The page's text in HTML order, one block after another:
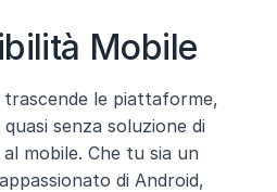
Mobile
trascende le piattaforme,
senza soluzione di
mobile. Che tu sia un
di Android,